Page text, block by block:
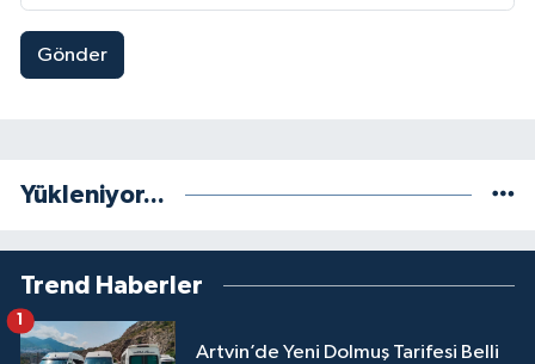
Gönder
Yükleniyor...
Trend Haberler
Artvin’de Yeni Dolmuş Tarifesi Belli
1